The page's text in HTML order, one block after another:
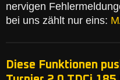
nervigen
bei uns zählt nur eins:
Diese Funktionen